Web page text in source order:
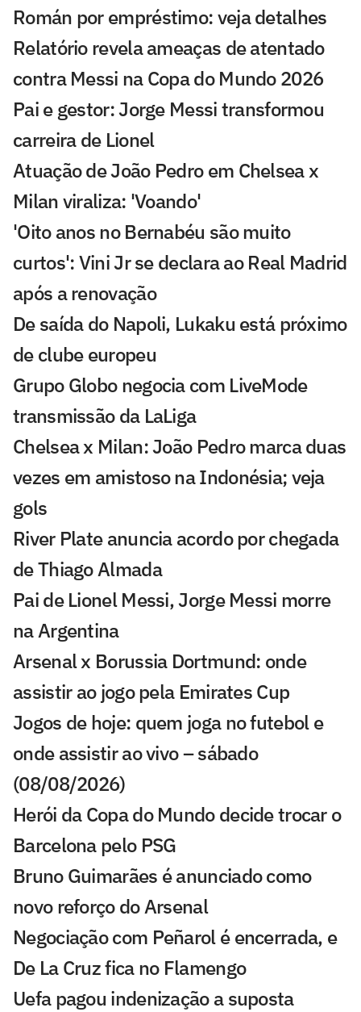
Román por empréstimo: veja detalhes
Relatório revela ameaças de atentado
contra Messi na Copa do Mundo 2026
Pai e gestor: Jorge Messi transformou
carreira de Lionel
Atuação de João Pedro em Chelsea x
Milan viraliza: 'Voando'
'Oito anos no Bernabéu são muito
curtos': Vini Jr se declara ao Real Madrid
após a renovação
De saída do Napoli, Lukaku está próximo
de clube europeu
Grupo Globo negocia com LiveMode
transmissão da LaLiga
Chelsea x Milan: João Pedro marca duas
vezes em amistoso na Indonésia; veja
gols
River Plate anuncia acordo por chegada
de Thiago Almada
Pai de Lionel Messi, Jorge Messi morre
na Argentina
Arsenal x Borussia Dortmund: onde
assistir ao jogo pela Emirates Cup
Jogos de hoje: quem joga no futebol e
onde assistir ao vivo – sábado
(08/08/2026)
Herói da Copa do Mundo decide trocar o
Barcelona pelo PSG
Bruno Guimarães é anunciado como
novo reforço do Arsenal
Negociação com Peñarol é encerrada, e
De La Cruz fica no Flamengo
Uefa pagou indenização a suposta